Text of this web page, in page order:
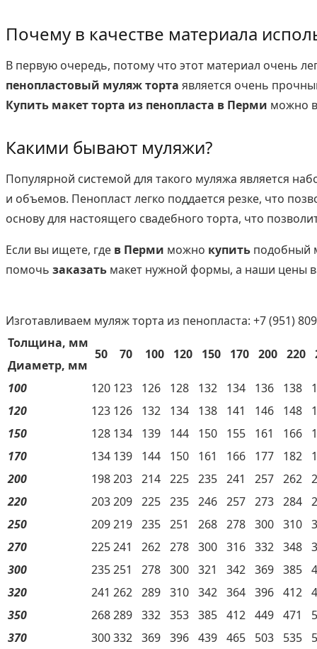
Почему в качестве материала
В первую очередь, потому что этот материал очень
пенопластовый муляж торта является очень
Купить макет торта из пенопласта в Перми можно
Какими бывают муляжи?
Популярной системой для такого муляжа является
и объемов. Пенопласт легко поддается резке, что
основу для настоящего свадебного торта, что
Если вы ищете, где в Перми можно купить подобный
помочь заказать макет нужной формы, а наши цены
Изготавливаем муляж торта из пенопласта: +7 (951)
Толщина, мм
50 70 100 120 150 170 200 220
Диаметр, мм
100
120 123 126 128 132 134 136 138
120
123 126 132 134 138 141 146 148
150
128 134 139 144 150 155 161 166
170
134 139 144 150 161 166 177 182
200
198203 214 225 235 241 257 262
220
203209 225 235 246 257 273 284
250
209219 235 251 268 278 300 310
270
225241 262 278 300 316 332 348
300
235251 278 300 321 342 369 385
320
241 262 289 310 342 364 396 412
350
268289 332 353 385 412 449 471
370
300332 369 396 439 465 503 535